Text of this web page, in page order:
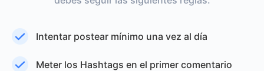
Intentar postear mínimo una vez al día
Meter los Hashtags en el primer comentario